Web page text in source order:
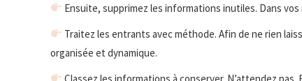
Ensuite, supprimez les informations inutiles. Dans vos
Traitez les entrants avec méthode. Afin de ne rien
organisée et dynamique.
Classez les informations à conserver. N’attendez